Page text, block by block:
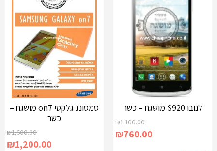
לנובו S920 מושגח – כשר
₪1,100.00
₪760.00
סמסונג גלקסי on7 מושגח –
כשר
₪1,600.00
₪1,200.00